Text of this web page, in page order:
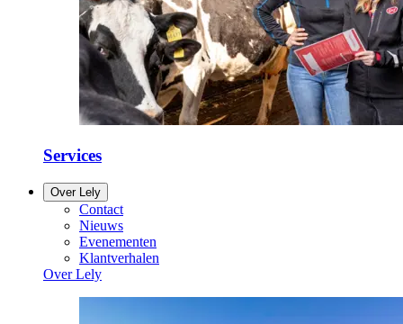
Services
Over Lely
Contact
Nieuws
Evenementen
Klantverhalen
Over Lely